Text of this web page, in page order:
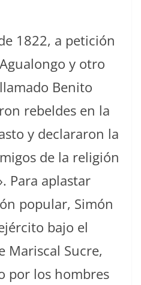
1822, a petición
y otro
Benito
rebeldes en la
y declararon la
de la religión
Para aplastar
popular, Simón
bajo el
Mariscal Sucre,
por los hombres